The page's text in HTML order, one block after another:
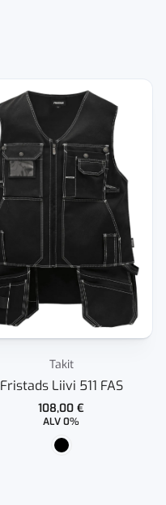
Takit
Fristads Liivi 511 FAS
108,00€
ALV 0%